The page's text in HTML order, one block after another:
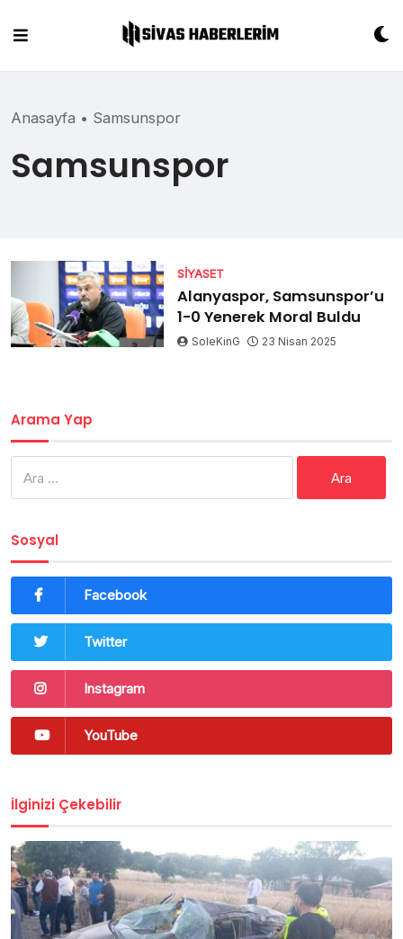
content
Anasayfa • Samsunspor
Samsunspor
SIYASET
Alanyaspor, Samsunspor’u
1-0 Yenerek Moral Buldu
SoleKinG 23 Nisan 2025
Arama Yap
Sosyal
Facebook
Twitter
Instagram
YouTube
İlginizi Çekebilir